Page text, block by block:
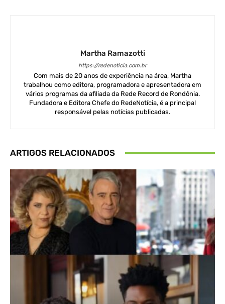
Martha Ramazotti
https://redenoticia.com.br
Com mais de 20 anos de experiência na área, Martha
trabalhou como editora, programadora e apresentadora em
vários programas da afiliada da Rede Record de Rondônia.
Fundadora e Editora Chefe do RedeNotícia, é a principal
responsável pelas notícias publicadas.
ARTIGOS RELACIONADOS